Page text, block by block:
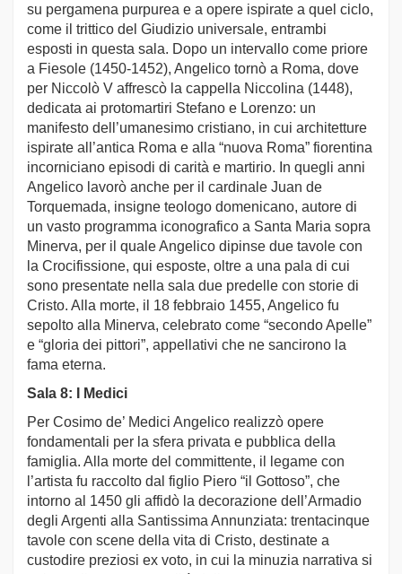
su pergamena purpurea e a opere ispirate a quel ciclo,
come il trittico del Giudizio universale, entrambi
esposti in questa sala. Dopo un intervallo come priore
a Fiesole (1450-1452), Angelico tornò a Roma, dove
per Niccolò V affrescò la cappella Niccolina (1448),
dedicata ai protomartiri Stefano e Lorenzo: un
manifesto dell’umanesimo cristiano, in cui architetture
ispirate all’antica Roma e alla “nuova Roma” fiorentina
incorniciano episodi di carità e martirio. In quegli anni
Angelico lavorò anche per il cardinale Juan de
Torquemada, insigne teologo domenicano, autore di
un vasto programma iconografico a Santa Maria sopra
Minerva, per il quale Angelico dipinse due tavole con
la Crocifissione, qui esposte, oltre a una pala di cui
sono presentate nella sala due predelle con storie di
Cristo. Alla morte, il 18 febbraio 1455, Angelico fu
sepolto alla Minerva, celebrato come “secondo Apelle”
e “gloria dei pittori”, appellativi che ne sancirono la
fama eterna.
Sala 8: I Medici
Per Cosimo de’ Medici Angelico realizzò opere
fondamentali per la sfera privata e pubblica della
famiglia. Alla morte del committente, il legame con
l’artista fu raccolto dal figlio Piero “il Gottoso”, che
intorno al 1450 gli affidò la decorazione dell’Armadio
degli Argenti alla Santissima Annunziata: trentacinque
tavole con scene della vita di Cristo, destinate a
custodire preziosi ex voto, in cui la minuzia narrativa si